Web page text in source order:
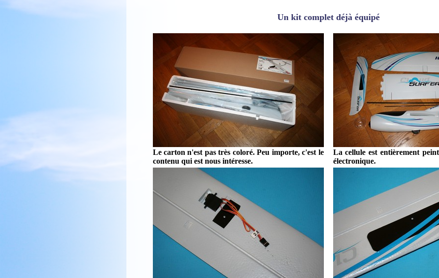
Un kit complet déjà équipé
Le carton n'est pas très coloré. Peu importe, c'est le
contenu qui est nous intéresse.
La cellule est entièrement
électronique.